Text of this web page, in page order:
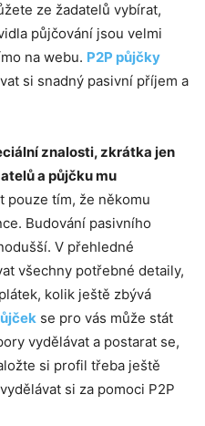
ze žadatelů vybírat,
půjčování jsou velmi
na webu. P2P půjčky
si snadný pasivní příjem a
znalosti, zkrátka jen
a půjčku mu
pouze tím, že někomu
Budování pasivního
V přehledné
všechny potřebné detaily,
kolik ještě zbývá
se pro vás může stát
vydělávat a postarat se,
si profil třeba ještě
si za pomoci P2P